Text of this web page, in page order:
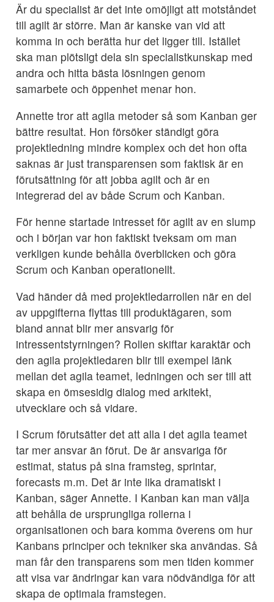
Är du specialist är det inte omöjligt att motståndet
till agilt är större. Man är kanske van vid att
komma in och berätta hur det ligger till. Istället
ska man plötsligt dela sin specialistkunskap med
andra och hitta bästa lösningen genom
samarbete och öppenhet menar hon.
Annette tror att agila metoder så som Kanban ger
bättre resultat. Hon försöker ständigt göra
projektledning mindre komplex och det hon ofta
saknas är just transparensen som faktisk är en
förutsättning för att jobba agilt och är en
integrerad del av både Scrum och Kanban.
För henne startade intresset för agilt av en slump
och i början var hon faktiskt tveksam om man
verkligen kunde behålla överblicken och göra
Scrum och Kanban operationellt.
Vad händer då med projektledarrollen när en del
av uppgifterna flyttas till produktägaren, som
bland annat blir mer ansvarig för
intressentstyrningen? Rollen skiftar karaktär och
den agila projektledaren blir till exempel länk
mellan det agila teamet, ledningen och ser till att
skapa en ömsesidig dialog med arkitekt,
utvecklare och så vidare.
I Scrum förutsätter det att alla i det agila teamet
tar mer ansvar än förut. De är ansvariga för
estimat, status på sina framsteg, sprintar,
forecasts m.m. Det är inte lika dramatiskt i
Kanban, säger Annette. I Kanban kan man välja
att behålla de ursprungliga rollerna i
organisationen och bara komma överens om hur
Kanbans principer och tekniker ska användas. Så
man får den transparens som men tiden kommer
att visa var ändringar kan vara nödvändiga för att
skapa de optimala framstegen.